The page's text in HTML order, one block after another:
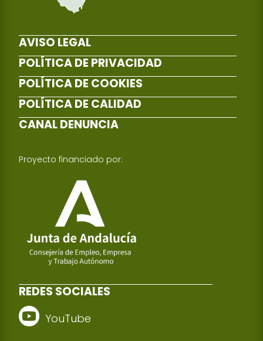
AVISO LEGAL
POLÍTICA DE PRIVACIDAD
POLÍTICA DE COOKIES
POLÍTICA DE CALIDAD
CANAL DENUNCIA
Proyecto financiado por:
REDES SOCIALES
YouTube